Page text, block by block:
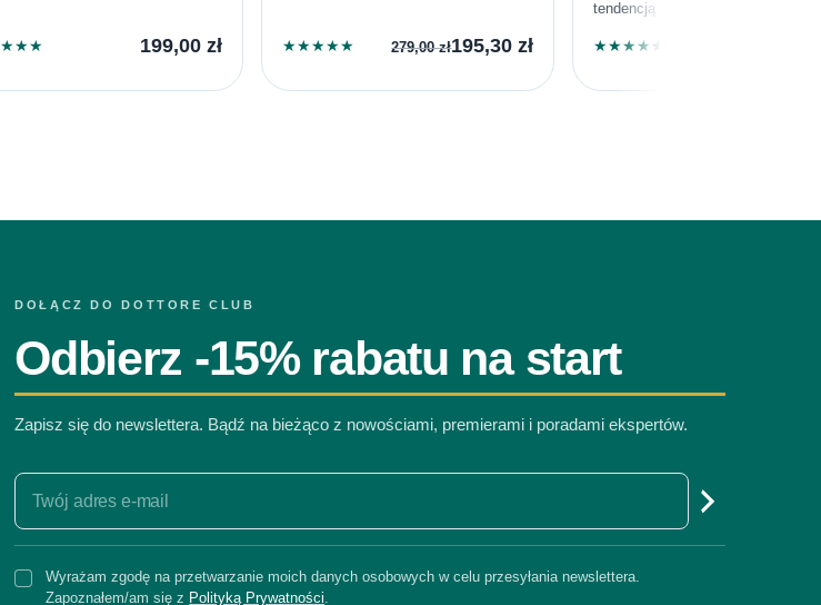
★★★ 199,00zł ★★★★★ 279,00zł195,30zł
tendencją do trądzika różowatego
★★★★ ★
DOŁĄCZ DO DOTTORE CLUB
Odbierz -15% rabatu na start
Zapisz się do newslettera. Bądź na bieżąco z nowościami, premierami i poradami ekspertów.
Wyrażam zgodę na przetwarzanie moich danych osobowych w celu przesyłania newslettera.
Zapoznałem/am się z Polityką Prywatności.